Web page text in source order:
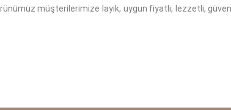
ürünümüz müşterilerimize layık, uygun fiyatlı, lezzetli,